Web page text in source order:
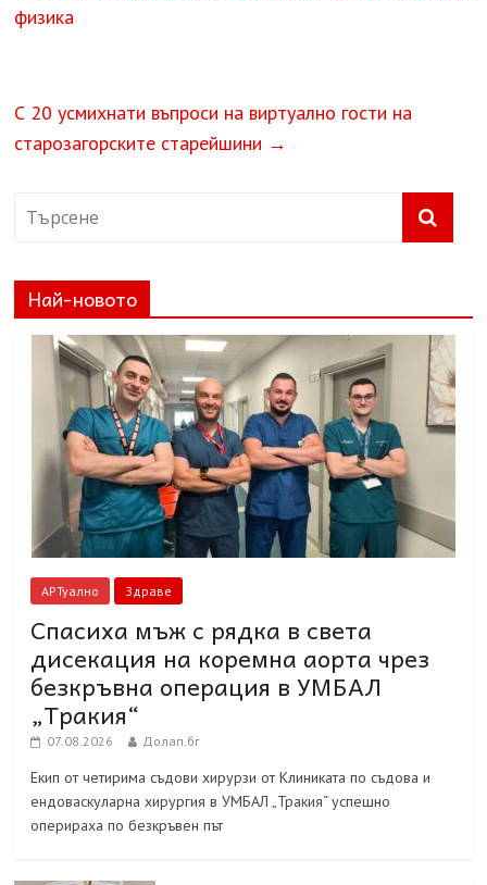
физика
С 20 усмихнати въпроси на виртуално гости на
старозагорските старейшини →
Най-новото
АРТуално Здраве
Спасиха мъж с рядка в света
дисекация на коремна аорта чрез
безкръвна операция в УМБАЛ
„Тракия“
07.08.2026 Долап.бг
Екип от четирима съдови хирурзи от Клиниката по съдова и
ендоваскуларна хирургия в УМБАЛ „Тракия“ успешно
оперираха по безкръвен път